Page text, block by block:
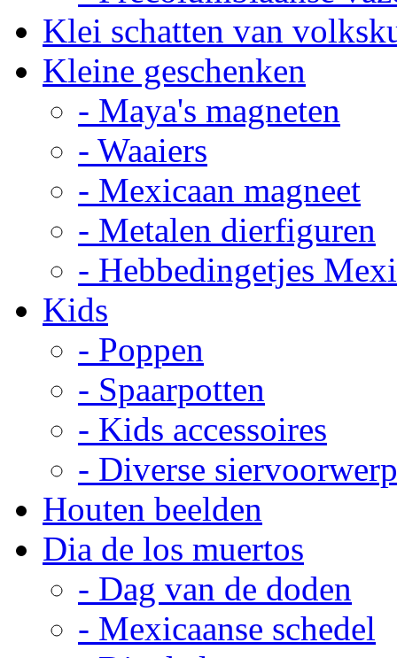
Klei schatten van
Kleine geschenken
- Maya's magneten
- Waaiers
- Mexicaan magneet
- Metalen dierfiguren
- Hebbedingetjes
Kids
- Poppen
- Spaarpotten
- Kids accessoires
- Diverse
Houten beelden
Dia de los muertos
- Dag van de doden
- Mexicaanse schedel